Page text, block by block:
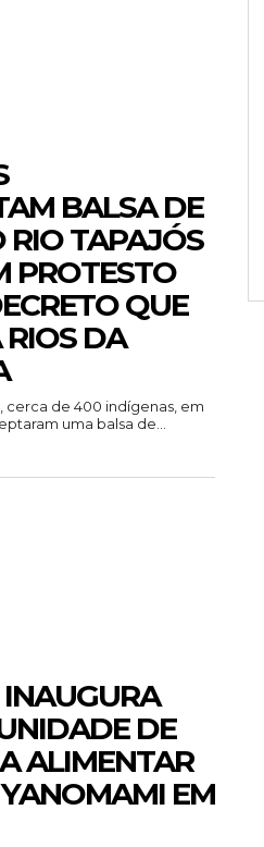
BALSA DE
RIO TAPAJÓS
PROTESTO
QUE
DA
cerca de 400 indígenas, em
uma balsa de...
DE
ALIMENTAR
EM